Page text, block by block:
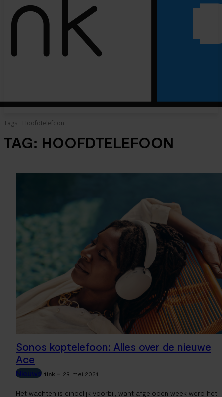
Tags Hoofdtelefoon
TAG: HOOFDTELEFOON
Sonos koptelefoon: Alles over de nieuwe
Ace
Nieuws tink - 29. mei 2024
Het wachten is eindelijk voorbij, want afgelopen week werd het